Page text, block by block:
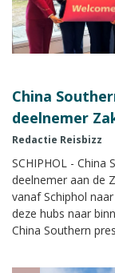
China
deelnemer
Redactie Reisbizz
SCHIPHOL - China
deelnemer aan de
vanaf Schiphol
deze hubs naar
China Southern